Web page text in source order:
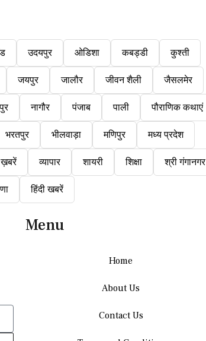
उदयपुर ओडिशा कबड्डी कुश्ती
जयपुर जालौर जीवन शैली जैसलमेर
नागौर पंजाब पाली पौराणिक कथाएं
भरतपुर भीलवाड़ा मणिपुर मध्य प्रदेश
ख़बरें व्यापार शायरी शिक्षा श्री गंगानगर
हिंदी खबरें
Menu
Home
About Us
Contact Us